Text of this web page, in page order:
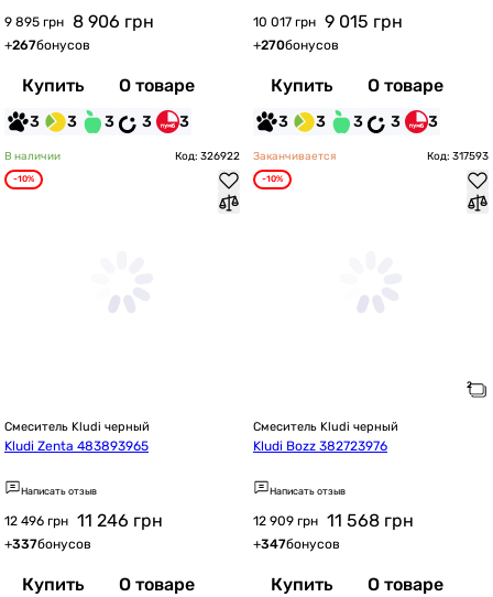
9 895 грн 8 906 грн
+267бонусов
Купить О товаре
3 3 3 3 3
10 017 грн 9 015 грн
+270бонусов
Купить О товаре
3 3 3 3 3
В наличии Код: 326922
-10%
Смеситель Kludi черный
Kludi Zenta 483893965
Написать отзыв
12 496 грн 11 246 грн
+337бонусов
Купить О товаре
Заканчивается Код: 317593
-10%
Смеситель Kludi черный
Kludi Bozz 382723976
Написать отзыв
12 909 грн 11 568 грн
+347бонусов
Купить О товаре